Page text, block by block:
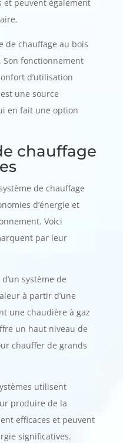
et peuvent également
de chauffage au bois
fonctionnement
d’utilisation
une source
en fait une option
chauffage
de chauffage
d’énergie et
Voici
par leur
d’un système de
à partir d’une
une chaudière à gaz
un haut niveau de
chauffer de grands
utilisent
produire de la
efficaces et peuvent
significatives.